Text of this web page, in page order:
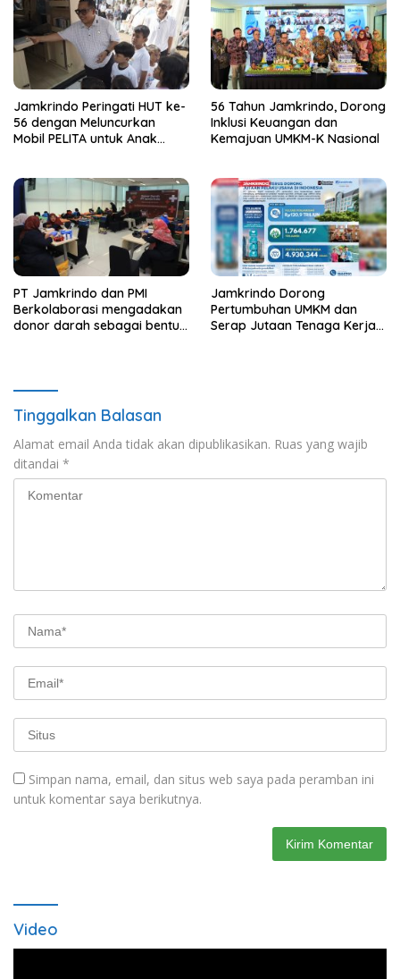
Jamkrindo Peringati HUT ke-
56 dengan Meluncurkan
Mobil PELITA untuk Anak
56 Tahun Jamkrindo, Dorong
Inklusi Keuangan dan
Kemajuan UMKM-K Nasional
PT Jamkrindo dan PMI
Berkolaborasi mengadakan
donor darah sebagai bentuk
Jamkrindo Dorong
Pertumbuhan UMKM dan
Serap Jutaan Tenaga Kerja
Tinggalkan Balasan
Alamat email Anda tidak akan dipublikasikan. Ruas yang wajib
ditandai *
Simpan nama, email, dan situs web saya pada peramban ini
untuk komentar saya berikutnya.
Video